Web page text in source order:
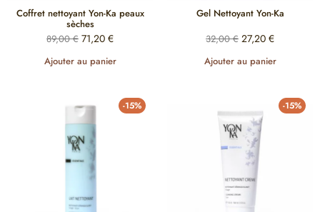
Coffret nettoyant Yon-Ka peaux
sèches
89,00€ 71,20 €
Ajouter au panier
Gel Nettoyant Yon-Ka
32,00€ 27,20 €
Ajouter au panier
-15% -15%